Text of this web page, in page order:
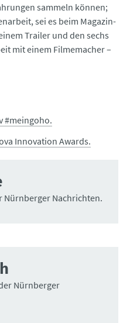
sammeln können;
sei es beim Magazin-
Trailer und den sechs
mit einem Filmemacher –
#meingoho.
Innovation Awards.
Nachrichten.
­Nürnberger